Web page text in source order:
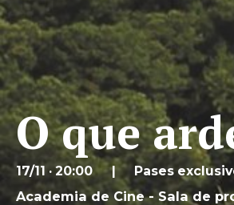
O que
17/11 · 20:00 Pases
Academia de Cine - Sala de